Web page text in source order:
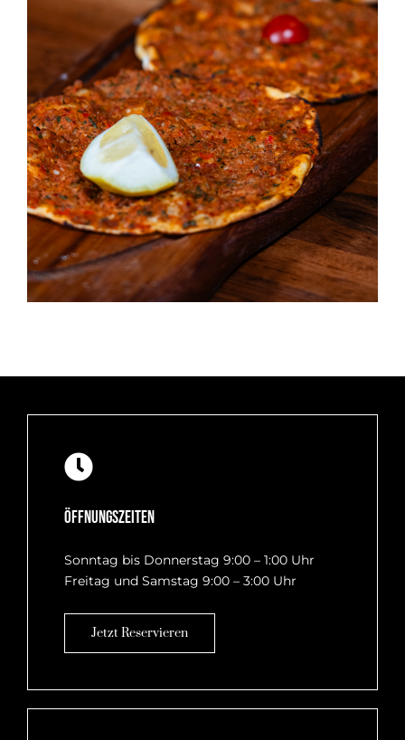
Findik Lahmacun
Vorspeise
Öffnungszeiten
Sonntag bis Donnerstag 9:00 – 1:00 Uhr
Freitag und Samstag 9:00 – 3:00 Uhr
Jetzt Reservieren